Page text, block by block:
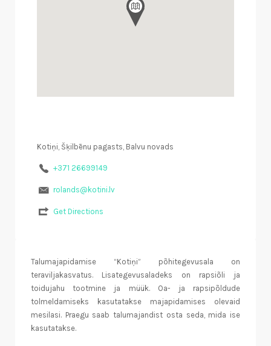
Kotiņi, Šķilbēnu pagasts, Balvu novads
+371 26699149
rolands@kotini.lv
Get Directions
Talumajapidamise “Kotiņi” põhitegevusala on
teraviljakasvatus. Lisategevusaladeks on rapsiõli ja
toidujahu tootmine ja müük. Oa- ja rapsipõldude
tolmeldamiseks kasutatakse majapidamises olevaid
mesilasi. Praegu saab talumajandist osta seda, mida ise
kasutatakse.